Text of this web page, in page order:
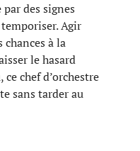
des signes
Agir
chances à la
le hasard
ce chef d’orchestre
sans tarder au